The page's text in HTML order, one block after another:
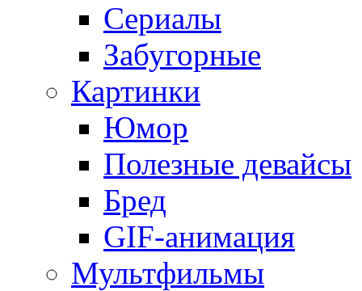
Сериалы
Забугорные
Картинки
Юмор
Полезные девайсы
Бред
GIF-анимация
Мультфильмы